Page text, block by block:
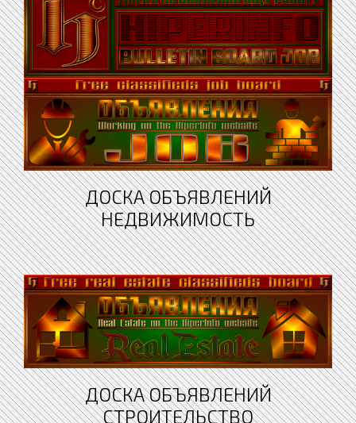
ДОСКА ОБЪЯВЛЕНИЙ
НЕДВИЖИМОСТЬ
ДОСКА ОБЪЯВЛЕНИЙ
СТРОИТЕЛЬСТВО